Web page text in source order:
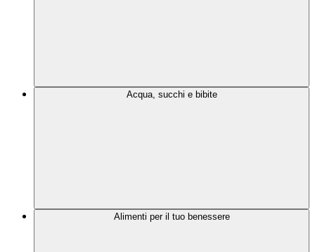
Acqua, succhi e bibite
Alimenti per il tuo benessere